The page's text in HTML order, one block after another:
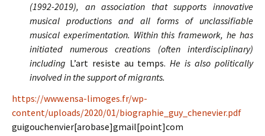
(1992-2019), an association that supports innovative
musical productions and all forms of unclassifiable
musical experimentation. Within this framework, he has
initiated numerous creations (often interdisciplinary)
including L’art resiste au temps. He is also politically
involved in the support of migrants.
https://www.ensa-limoges.fr/wp-
content/uploads/2020/01/biographie_guy_chenevier.pdf
guigouchenvier[arobase]gmail[point]com